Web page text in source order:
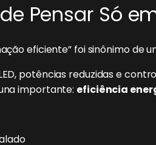
Pensar Só
eficiente” foi sinônimo de
potências reduzidas e
importante: eficiência